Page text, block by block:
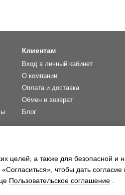
Клиентам
Вход в личный кабинет
О компании
Оплата и доставка
Обмен и возврат
Блог
целей, а также для безопасной и
чтобы дать согласие
Пользовательское соглашение